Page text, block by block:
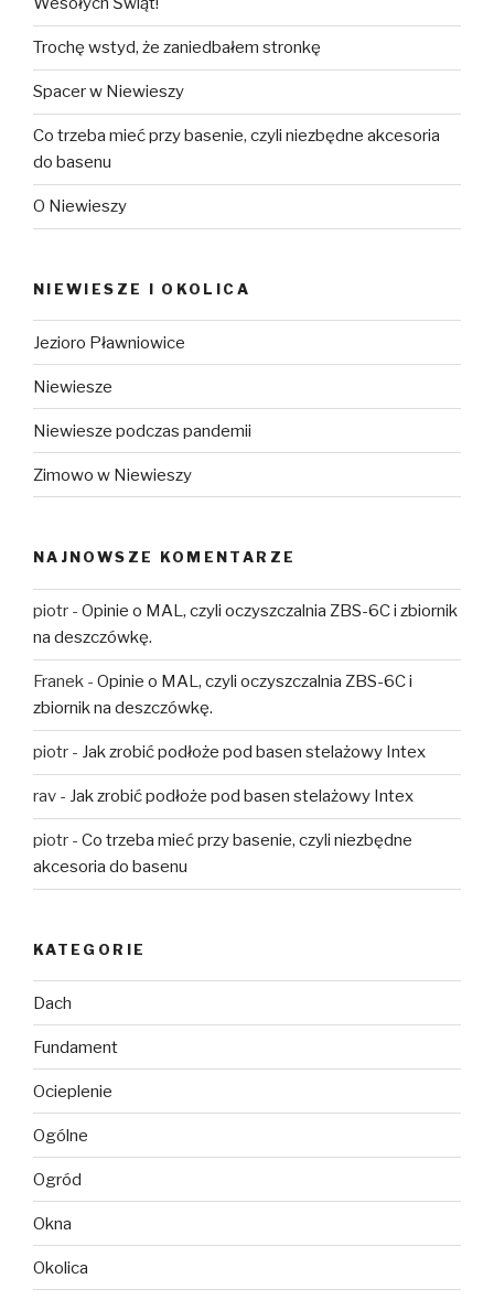
Trochę wstyd, że zaniedbałem stronkę
Spacer w Niewieszy
Co trzeba mieć przy basenie, czyli niezbędne akcesoria
do basenu
O Niewieszy
NIEWIESZE I OKOLICA
Jezioro Pławniowice
Niewiesze
Niewiesze podczas pandemii
Zimowo w Niewieszy
NAJNOWSZE KOMENTARZE
piotr - Opinie o MAL, czyli oczyszczalnia ZBS-6C i zbiornik
na deszczówkę.
Franek - Opinie o MAL, czyli oczyszczalnia ZBS-6C i
zbiornik na deszczówkę.
piotr - Jak zrobić podłoże pod basen stelażowy Intex
rav - Jak zrobić podłoże pod basen stelażowy Intex
piotr - Co trzeba mieć przy basenie, czyli niezbędne
akcesoria do basenu
KATEGORIE
Dach
Fundament
Ocieplenie
Ogólne
Ogród
Okna
Okolica